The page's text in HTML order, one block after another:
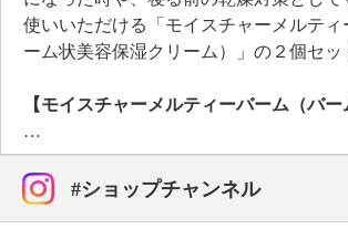
使いいただける「モイスチャーメルティ
ーム状美容保湿クリーム）」の２個セッ
【モイスチャーメルティーバーム（バ
クリーム）】
ミツバチからの恵みであるミツロウ、ハ
ヤルゼリーエキスを配合し、唇の保護、
してはもちろん、日中乾燥が気になった
#ショップチャンネル